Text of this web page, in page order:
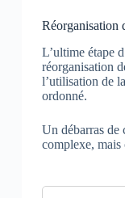
Réorganisation
L’ultime étape
réorganisation
l’utilisation de
ordonné.
Un débarras de
complexe, mais